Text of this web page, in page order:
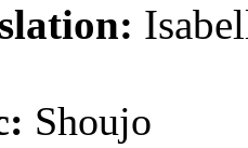
Shoujo